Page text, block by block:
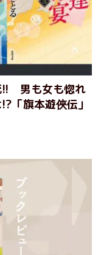
!! 男も女も惚れ
「旗本遊俠伝」